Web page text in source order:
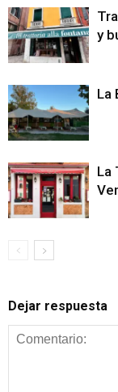
y
La
La
Dejar respuesta